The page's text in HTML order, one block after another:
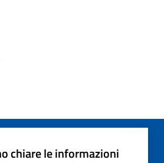
chiare le informazioni